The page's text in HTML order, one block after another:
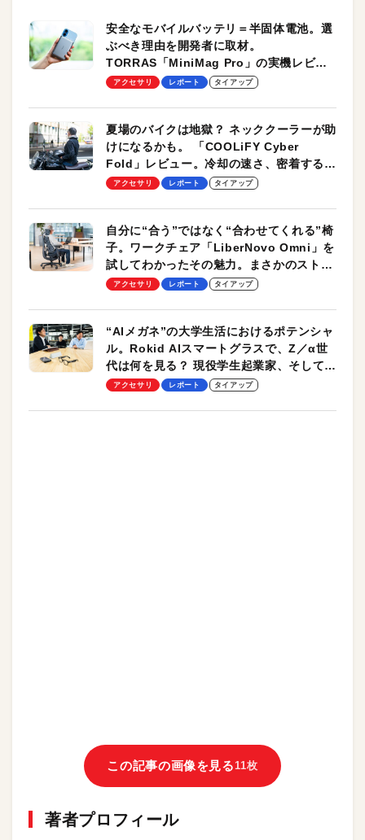
安全なモバイルバッテリ＝半固体電池。選
ぶべき理由を開発者に取材。
TORRAS「MiniMag Pro」の実機レビュ
ーも
アクセサリ レポート タイアップ
夏場のバイクは地獄？ ネッククーラーが助
けになるかも。 「COOLiFY Cyber
Fold」レビュー。冷却の速さ、密着する冷
却プレート、シンプルな操作性がグッド！
アクセサリ レポート タイアップ
自分に“合う”ではなく“合わせてくれる”椅
子。ワークチェア「LiberNovo Omni」を
試してわかったその魅力。まさかのストレ
ッチ機能も搭載
アクセサリ レポート タイアップ
“AIメガネ”の大学生活におけるポテンシャ
ル。Rokid AIスマートグラスで、Z／α世
代は何を見る？ 現役学生起業家、そして教
授による体験会レポート【PR】
アクセサリ レポート タイアップ
この記事の画像を見る11枚
著者プロフィール